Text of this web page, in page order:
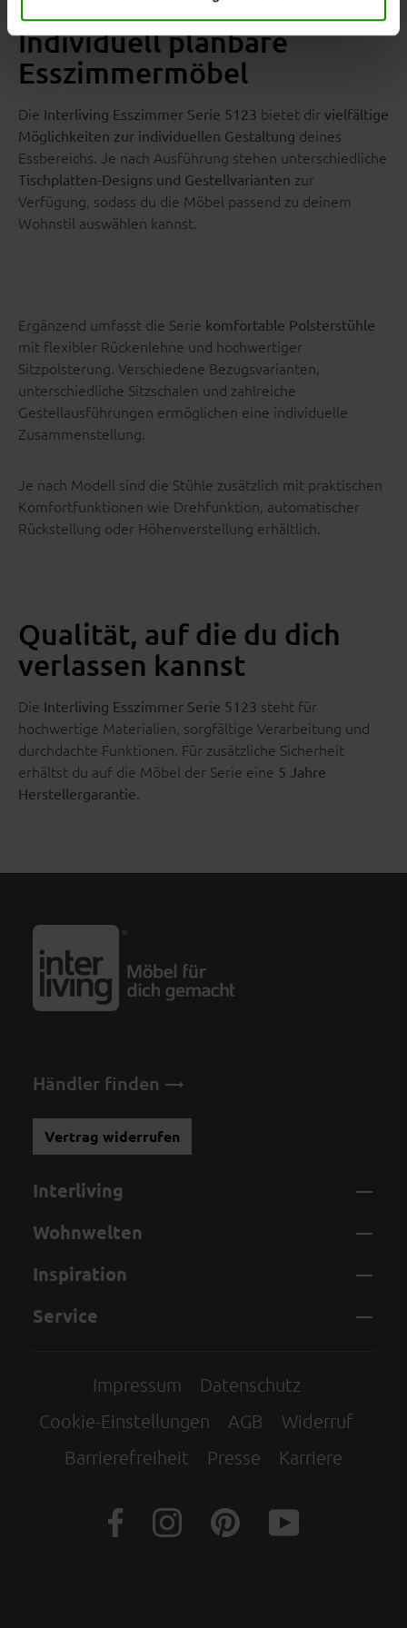
Individuell planbare
Esszimmermöbel
Die Interliving Esszimmer Serie 5123 bietet dir vielfältige
Möglichkeiten zur individuellen Gestaltung deines
Essbereichs. Je nach Ausführung stehen unterschiedliche
Tischplatten-Designs und Gestellvarianten zur
Verfügung, sodass du die Möbel passend zu deinem
Wohnstil auswählen kannst.
Ergänzend umfasst die Serie komfortable Polsterstühle
mit flexibler Rückenlehne und hochwertiger
Sitzpolsterung. Verschiedene Bezugsvarianten,
unterschiedliche Sitzschalen und zahlreiche
Gestellausführungen ermöglichen eine individuelle
Zusammenstellung.
Je nach Modell sind die Stühle zusätzlich mit praktischen
Komfortfunktionen wie Drehfunktion, automatischer
Rückstellung oder Höhenverstellung erhältlich.
Qualität, auf die du dich
verlassen kannst
Die Interliving Esszimmer Serie 5123 steht für
hochwertige Materialien, sorgfältige Verarbeitung und
durchdachte Funktionen. Für zusätzliche Sicherheit
erhältst du auf die Möbel der Serie eine 5 Jahre
Herstellergarantie.
Händler finden
Vertrag widerrufen
Interliving
Wohnwelten
Inspiration
Service
Impressum
Datenschutz
Cookie-Einstellungen
AGB
Widerruf
Barrierefreiheit
Presse Karriere